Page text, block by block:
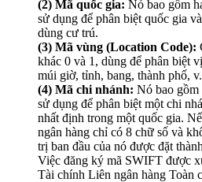
(2) Mã quốc gia: Nó bao gồm
sử dụng để phân biệt quốc gia
dùng cư trú.
(3) Mã vùng (Location Code):
khác 0 và 1, dùng để phân biệt
múi giờ, tỉnh, bang, thành phố,
(4) Mã chi nhánh: Nó bao gồm
sử dụng để phân biệt một chi
nhất định trong một quốc gia.
ngân hàng chỉ có 8 chữ số và
trị ban đầu của nó được đặt
Việc đăng ký mã SWIFT được
Tài chính Liên ngân hàng Toàn